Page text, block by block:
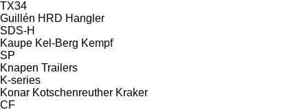
TX34
Guillén HRD Hangler
SDS-H
Kaupe Kel-Berg Kempf
SP
Knapen Trailers
K-series
Konar Kotschenreuther Kraker
CF